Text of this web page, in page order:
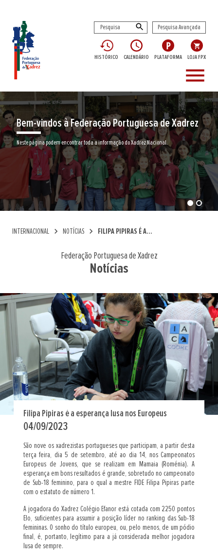
Pesquisa Avançada
HISTÓRICO CALENDÁRIO PLATAFORMA LOJA FPX
menu
Portuguesa de Xadrez
a informação do Xadrez Nacional.
Encontre aqui o
Junte-se a nós neste jogo milenar
INTERNACIONAL chevron_right NOTÍCIAS chevron_right FILIPA PIPIRAS É A...
Federação Portuguesa de Xadrez
Notícias
Filipa Pipiras é a esperança lusa nos Europeus
04/09/2023
São nove os xadrezistas portugueses que participam, a partir desta
terça feira, dia 5 de setembro, até ao dia 14, nos Campeonatos
Europeus de Jovens, que se realizam em Mamaia (Roménia). A
esperança em bons resultados é grande, sobretudo no campeonato
de Sub-18 feminino, para o qual a mestre FIDE Filipa Pipiras parte
com o estatuto de número 1.
A jogadora do Xadrez Colégio Efanor está cotada com 2250 pontos
Elo, suficientes para assumir a posição líder no ranking das Sub-18
femininas. O sonho do título europeu, ou, pelo menos, de um pódio
final, é, portanto, legítimo para a já considerada melhor jogadora
lusa de sempre.